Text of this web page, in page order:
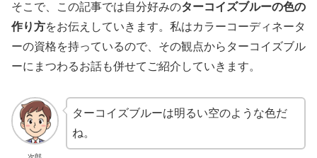
そこで、この記事では自分好みのターコイズブルーの色の
作り方をお伝えしていきます。私はカラーコーディネータ
ーの資格を持っているので、その観点からターコイズブル
ーにまつわるお話も併せてご紹介していきます。
ターコイズブルーは明るい空のような色だ
ね。